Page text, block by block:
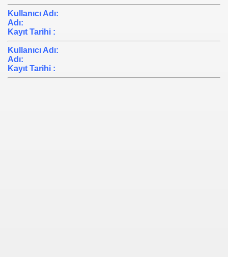
Kullanıcı Adı:
Adı:
Kayıt Tarihi :
Kullanıcı Adı:
Adı:
Kayıt Tarihi :